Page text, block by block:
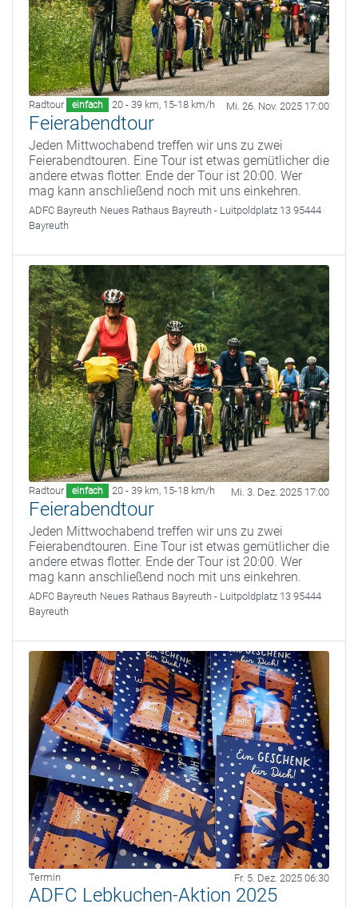
Radtour einfach 20 - 39 km, 15-18 km/h Mi. 26. Nov. 2025 17:00
Feierabendtour
Jeden Mittwochabend treffen wir uns zu zwei
Feierabendtouren. Eine Tour ist etwas gemütlicher die
andere etwas flotter. Ende der Tour ist 20:00. Wer
mag kann anschließend noch mit uns einkehren.
ADFC Bayreuth Neues Rathaus Bayreuth - Luitpoldplatz 13 95444
Bayreuth
Radtour einfach 20 - 39 km, 15-18 km/h Mi. 3. Dez. 2025 17:00
Feierabendtour
Jeden Mittwochabend treffen wir uns zu zwei
Feierabendtouren. Eine Tour ist etwas gemütlicher die
andere etwas flotter. Ende der Tour ist 20:00. Wer
mag kann anschließend noch mit uns einkehren.
ADFC Bayreuth Neues Rathaus Bayreuth - Luitpoldplatz 13 95444
Bayreuth
Termin Fr. 5. Dez. 2025 06:30
ADFC Lebkuchen-Aktion 2025